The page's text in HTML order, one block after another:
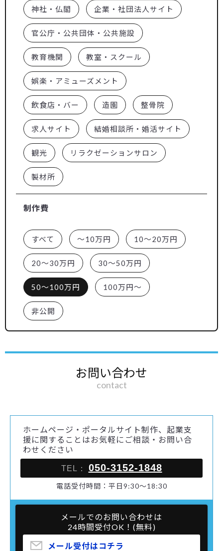
神社・仏閣 企業・社団法人サイト
官公庁・公共団体・公共施設
教育機関 教室・スクール
娯楽・アミューズメント
飲食店・バー 造園 整骨院
求人サイト 結婚相談所・婚活サイト
観光 リラクゼーションサロン
製材所
制作費
すべて ～10万円 10～20万円
20～30万円 30～50万円
50～100万円 100万円～
非公開
お問い合わせ
contact
ホームページ・ポータルサイト制作、起業支
援に関することはお気軽にご相談・お問い合
わせください
TEL： 050-3152-1848
電話受付時間：平日9:30～18:30
メールでのお問い合わせは
24時間受付OK！(無料)
メール受付はコチラ